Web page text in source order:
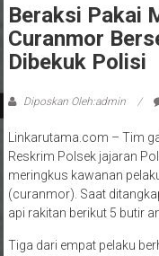
Beraksi Pakai
Curanmor
Dibekuk Polisi
Diposkan Oleh:admin
Linkarutama.com – Tim
Reskrim Polsek jajaran
meringkus kawanan
(curanmor). Saat
api rakitan berikut 5 butir
Tiga dari empat pelaku